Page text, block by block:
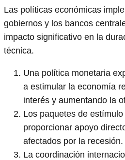
Las políticas económicas
gobiernos y los bancos
impacto significativo en la
técnica.
Una política monetaria
a estimular la economía
interés y aumentando la
Los paquetes de
proporcionar apoyo
afectados por la recesión.
La coordinación